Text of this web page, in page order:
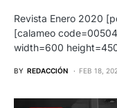
Revista Enero 2020
[calameo
width=600
BY REDACCIÓN FEB 18,